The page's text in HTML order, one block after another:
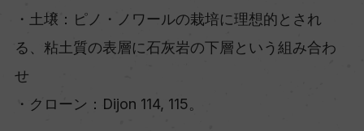
・土壌：ピノ・ノワールの栽培に理想的とされ
る、粘土質の表層に石灰岩の下層という組み合わ
せ
・クローン：Dijon 114, 115。